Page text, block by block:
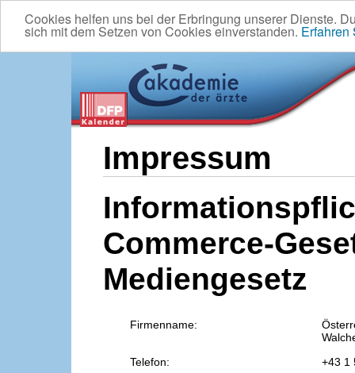
Cookies helfen uns bei der Erbringung unserer Dienste.
sich mit dem Setzen von Cookies einverstanden. Erfahren
Impressum
Commerce-
Mediengesetz
Firmenname:
Telefon:
+43 1